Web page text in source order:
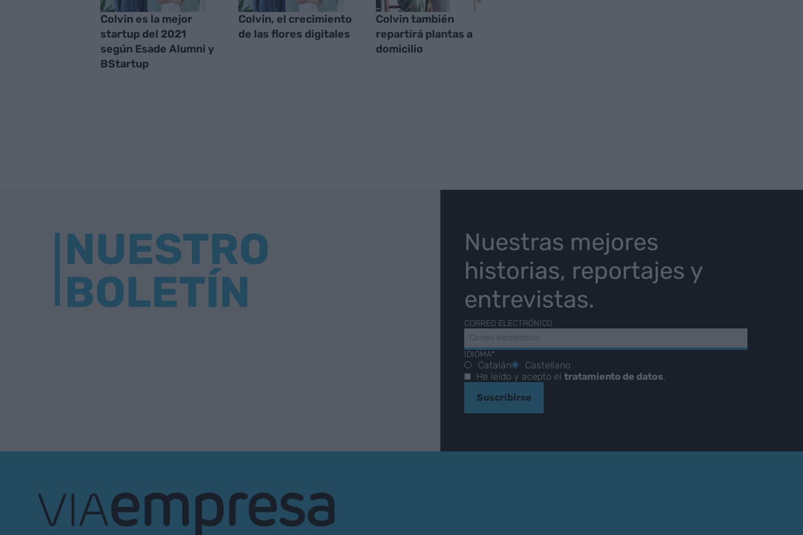
Colvin es la mejor
startup del 2021
según Esade Alumni y
BStartup
Colvin, el crecimiento
de las flores digitales
Colvin también
repartirá plantas a
domicilio
NUESTRO
BOLETÍN
Nuestras mejores
historias, reportajes y
entrevistas.
CORREO ELECTRÓNICO
IDIOMA*
Catalán
Castellano
He leído y acepto eltratamiento de datos.
Suscribirse